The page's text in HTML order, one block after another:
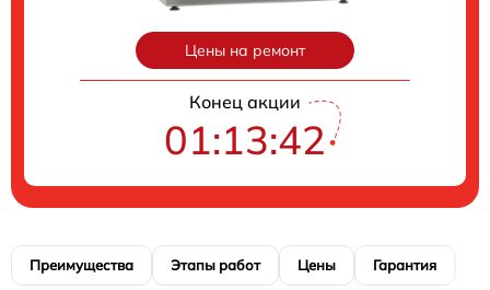
Цены на ремонт
Конец акции
01:13:41
Преимущества Этапы работ Цены Гарантия